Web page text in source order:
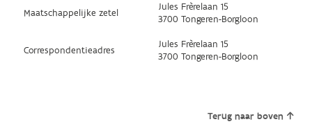
Maatschappelijke zetel
Jules Frèrelaan 15
3700 Tongeren-Borgloon
Correspondentieadres
Jules Frèrelaan 15
3700 Tongeren-Borgloon
Terug naar boven